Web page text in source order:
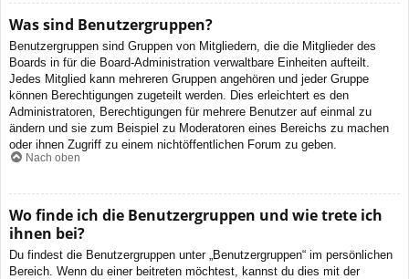
Was sind Benutzergruppen?
Benutzergruppen sind Gruppen von Mitgliedern, die die Mitglieder des
Boards in für die Board-Administration verwaltbare Einheiten aufteilt.
Jedes Mitglied kann mehreren Gruppen angehören und jeder Gruppe
können Berechtigungen zugeteilt werden. Dies erleichtert es den
Administratoren, Berechtigungen für mehrere Benutzer auf einmal zu
ändern und sie zum Beispiel zu Moderatoren eines Bereichs zu machen
oder ihnen Zugriff zu einem nichtöffentlichen Forum zu geben.
Nach oben
Wo finde ich die Benutzergruppen und wie trete ich
ihnen bei?
Du findest die Benutzergruppen unter „Benutzergruppen“ im persönlichen
Bereich. Wenn du einer beitreten möchtest, kannst du dies mit der